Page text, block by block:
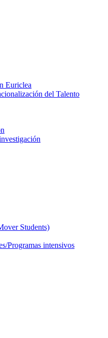
Euriclea
del Talento
Students)
Programas intensivos